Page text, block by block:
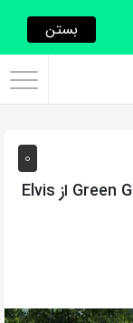
0
آهنگ انگلیسی Green Green Grass Of Home از Elvis
بستن